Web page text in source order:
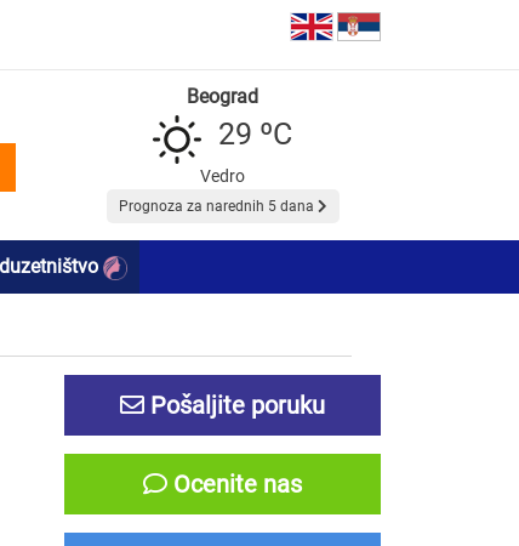
Beograd
29 ºC
Vedro
Prognoza za narednih 5 dana
Pošaljite poruku
Ocenite nas